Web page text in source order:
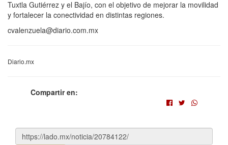
Tuxtla Gutiérrez y el Bajío, con el objetivo de mejorar la movilidad
y fortalecer la conectividad en distintas regiones.
cvalenzuela@diario.com.mx
Diario.mx
Compartir en: